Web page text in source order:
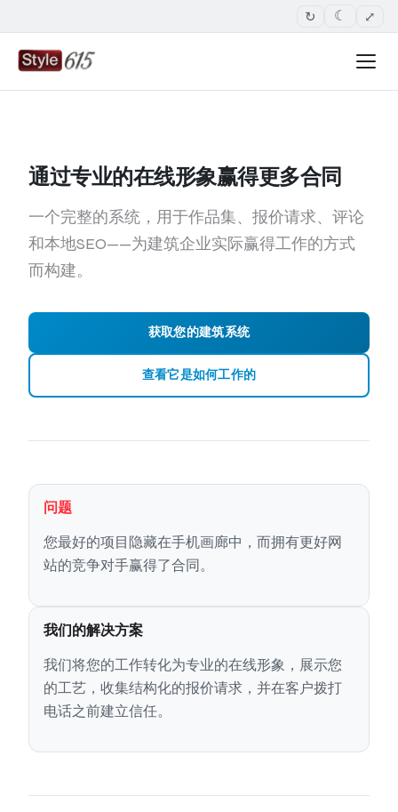
↻ ☾ ⤢
通过专业的在线形象赢得更多合同
一个完整的系统，用于作品集、报价请求、评论
和本地SEO——为建筑企业实际赢得工作的方式
而构建。
获取您的建筑系统
查看它是如何工作的
问题
您最好的项目隐藏在手机画廊中，而拥有更好网
站的竞争对手赢得了合同。
我们的解决方案
我们将您的工作转化为专业的在线形象，展示您
的工艺，收集结构化的报价请求，并在客户拨打
电话之前建立信任。